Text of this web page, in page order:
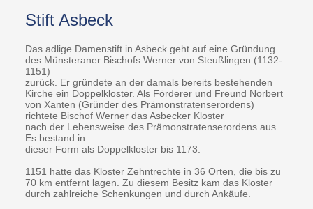
Stift Asbeck
Das adlige Damenstift in Asbeck geht auf eine Gründung
des Münsteraner Bischofs Werner von Steußlingen (1132-
1151)
zurück. Er gründete an der damals bereits bestehenden
Kirche ein Doppelkloster. Als Förderer und Freund Norbert
von Xanten (Gründer des Prämonstratenserordens)
richtete Bischof Werner das Asbecker Kloster
nach der Lebensweise des Prämonstratenserordens aus.
Es bestand in
dieser Form als Doppelkloster bis 1173.
1151 hatte das Kloster Zehntrechte in 36 Orten, die bis zu
70 km entfernt lagen. Zu diesem Besitz kam das Kloster
durch zahlreiche Schenkungen und durch Ankäufe.